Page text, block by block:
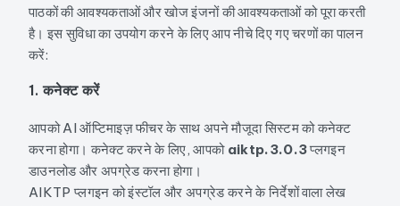
पाठकों की आवश्यकताओं और खोज इंजनों की आवश्यकताओं को पूरा करती
है। इस सुविधा का उपयोग करने के लिए आप नीचे दिए गए चरणों का पालन
करें:
1. कनेक्ट करें
आपको AI ऑप्टिमाइज़ फीचर के साथ अपने मौजूदा सिस्टम को कनेक्ट
करना होगा। कनेक्ट करने के लिए, आपको aiktp.3.0.3प्लगइन
डाउनलोड और अपग्रेड करना होगा।
AIKTP प्लगइन को इंस्टॉल और अपग्रेड करने के निर्देशोंवाला लेख